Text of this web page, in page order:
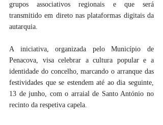
grupos associativos regionais e que será
transmitido em direto nas plataformas digitais da
autarquia.
A iniciativa, organizada pelo Município de
Penacova, visa celebrar a cultura popular e a
identidade do concelho, marcando o arranque das
festividades que se estendem até ao dia seguinte,
13 de junho, com o arraial de Santo António no
recinto da respetiva capela.